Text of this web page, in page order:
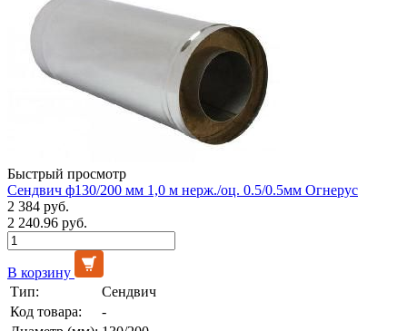
Быстрый просмотр
Сендвич ф130/200 мм 1,0 м нерж./оц. 0.5/0.5мм Огнерус
2 384 руб.
2 240.96 руб.
В корзину
Тип:
Сендвич
Код товара:
-